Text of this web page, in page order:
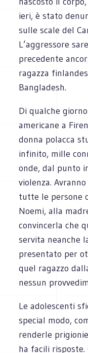
ieri, è stato
sulle scale del
L’aggressore
precedente
ragazza
Bangladesh.
Di qualche
americane a
donna polacca
infinito, mille
onde, dal punto
violenza.
tutte le persone
Noemi, alla
convincerla che
servita neanche
presentato per
quel ragazzo
nessun
Le adolescenti
special modo,
renderle
ha facili risposte.